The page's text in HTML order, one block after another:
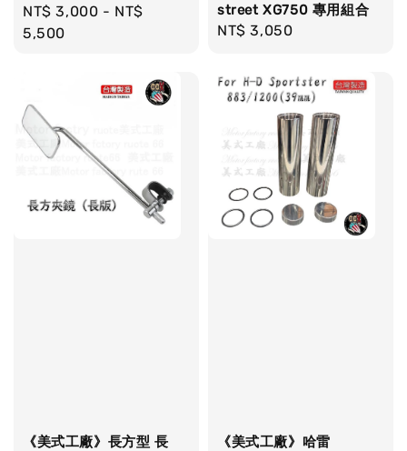
Regular
price
NT$ 3,000 - NT$
5,500
street XG750 專用組合
Regular
NT$ 3,050
《美式工廠》長方型 長
《美式工廠》哈雷